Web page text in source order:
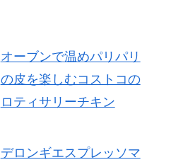
オーブンで温めパリパリ
の皮を楽しむコストコの
ロティサリーチキン
デロンギエスプレッソマ